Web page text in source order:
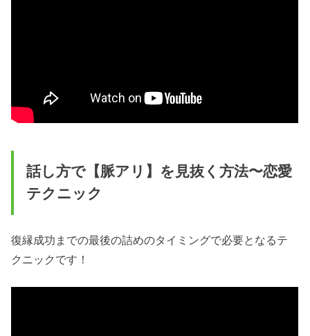
話し方で【脈アリ】を見抜く方法〜恋愛
テクニック
復縁成功までの最後の詰めのタイミングで必要となるテ
クニックです！